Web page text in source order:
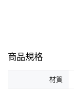
商品規格
材質